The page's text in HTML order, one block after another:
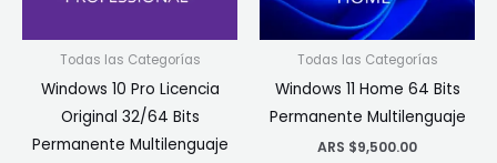
Todas las Categorías
Windows 10 Pro Licencia
Original 32/64 Bits
Permanente Multilenguaje
Todas las Categorías
Windows 11 Home 64 Bits
Permanente Multilenguaje
ARS $9,500.00